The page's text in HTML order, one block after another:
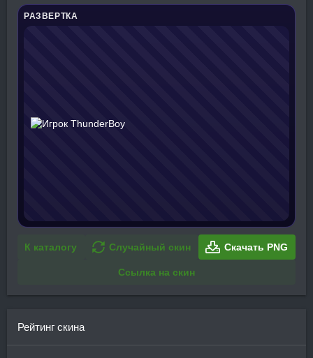
РАЗВЕРТКА
К каталогу Случайный скин Скачать PNG
Ссылка на скин
Рейтинг скина